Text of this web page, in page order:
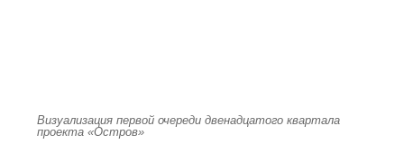
Визуализация первой очереди двенадцатого квартала
проекта «Остров»